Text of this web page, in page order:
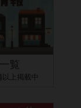
覧
上掲載中